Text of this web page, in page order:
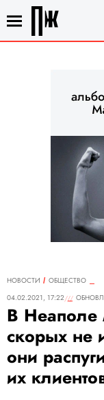
НОВОСТИ
ОБЩЕСТВО
04.02.2021, 17:22
В Неаполе
скорых не
они
их